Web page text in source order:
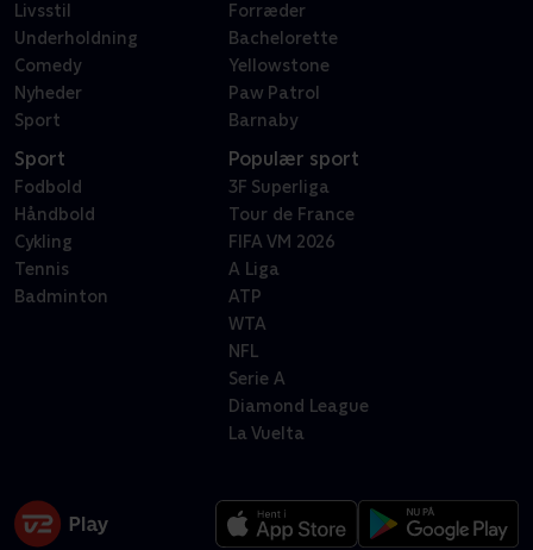
Livsstil
Underholdning
Comedy
Nyheder
Sport
Forræder
Bachelorette
Yellowstone
Paw Patrol
Barnaby
Sport
Fodbold
Håndbold
Cykling
Tennis
Badminton
Populær sport
3F Superliga
Tour de France
FIFA VM 2026
A Liga
ATP
WTA
NFL
Serie A
Diamond League
La Vuelta